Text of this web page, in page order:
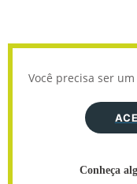
Você precisa ser
Conheça